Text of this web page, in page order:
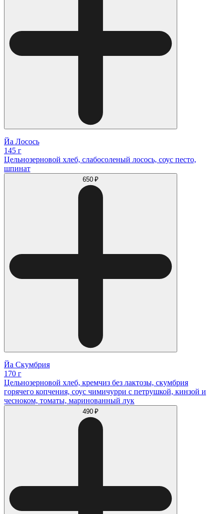
Йа Лосось
145 г
Цельнозерновой хлеб, слабосоленый лосось, соус песто,
шпинат
650 ₽
Йа Скумбрия
170 г
Цельнозерновой хлеб, кремчиз без лактозы, скумбрия
горячего копчения, соус чимичурри с петрушкой, кинзой и
чесноком, томаты, маринованный лук
490 ₽